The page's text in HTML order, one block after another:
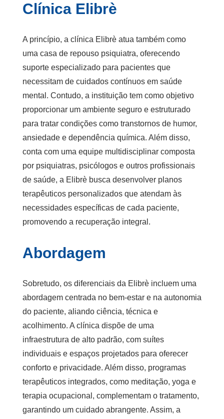
Clínica Elibrè
A princípio, a clínica Elibrè atua também como
uma casa de repouso psiquiatra, oferecendo
suporte especializado para pacientes que
necessitam de cuidados contínuos em saúde
mental. Contudo, a instituição tem como objetivo
proporcionar um ambiente seguro e estruturado
para tratar condições como transtornos de humor,
ansiedade e dependência química. Além disso,
conta com uma equipe multidisciplinar composta
por psiquiatras, psicólogos e outros profissionais
de saúde, a Elibrè busca desenvolver planos
terapêuticos personalizados que atendam às
necessidades específicas de cada paciente,
promovendo a recuperação integral.
Abordagem
Sobretudo, os diferenciais da Elibrè incluem uma
abordagem centrada no bem-estar e na autonomia
do paciente, aliando ciência, técnica e
acolhimento. A clínica dispõe de uma
infraestrutura de alto padrão, com suítes
individuais e espaços projetados para oferecer
conforto e privacidade. Além disso, programas
terapêuticos integrados, como meditação, yoga e
terapia ocupacional, complementam o tratamento,
garantindo um cuidado abrangente. Assim, a